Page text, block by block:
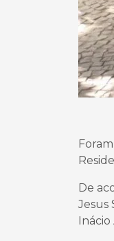
De
Jesus
Inácio